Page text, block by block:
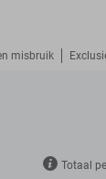
misbruik
Totaal